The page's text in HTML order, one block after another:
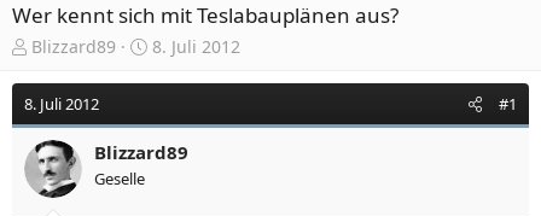
Wer kennt sich mit Teslabauplänen aus?
E
s
t
l
Blizzard89
E
s
l
8. Juli 2012
8. Juli 2012 #1
Blizzard89
Geselle